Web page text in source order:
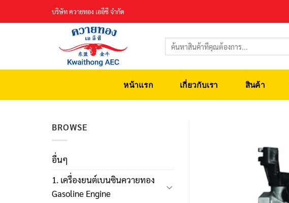
บริษัท ควายทอง เออีซี จำกัด
ค้นหา:
หน้าแรก เกี่ยวกับเรา สินค้า
BROWSE
อื่นๆ
1. เครื่องยนต์เบนซินควายทอง
Gasoline Engine